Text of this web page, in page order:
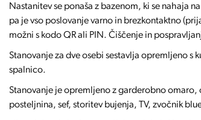
Nastanitev se ponaša z bazenom, ki se nahaja
pa je vso poslovanje varno in brezkontaktno
možni s kodo QR ali PIN. Čiščenje in
Stanovanje za dve osebi sestavlja opremljeno
spalnico.
Stanovanje je opremljeno z garderobno
posteljnina, sef, storitev bujenja, TV, zvočnik